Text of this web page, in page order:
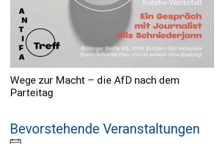
Wege zur Macht – die AfD nach dem
Parteitag
Bevorstehende Veranstaltungen